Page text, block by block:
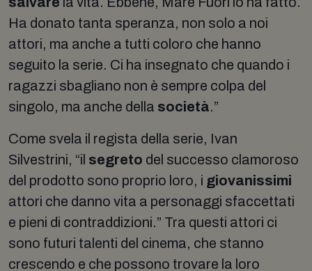
Ha donato tanta speranza, non solo a noi
attori, ma anche a tutti coloro che hanno
seguito la serie. Ci ha insegnato che quando i
ragazzi sbagliano non è sempre colpa del
singolo, ma anche della società.”
Come svela il regista della serie, Ivan
Silvestrini, “il segreto del successo clamoroso
del prodotto sono proprio loro, i giovanissimi
attori che danno vita a personaggi sfaccettati
e pieni di contraddizioni.” Tra questi attori ci
sono futuri talenti del cinema, che stanno
crescendo e che possono trovare la loro